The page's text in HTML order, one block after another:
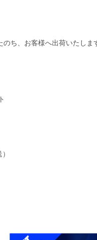
ち、お客様へ出荷いたしま